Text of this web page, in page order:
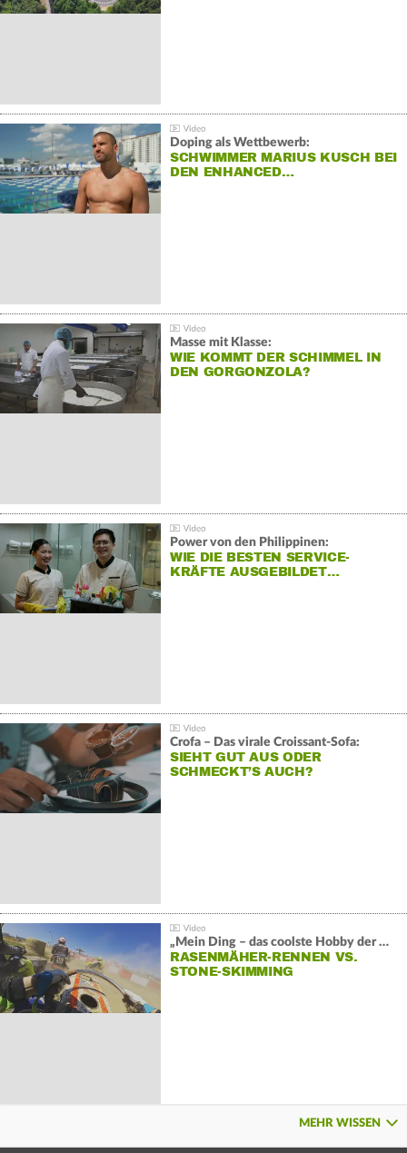
Doping als Wettbewerb:
SCHWIMMER MARIUS KUSCH BEI
DEN ENHANCED…
Masse mit Klasse:
WIE KOMMT DER SCHIMMEL IN
DEN GORGONZOLA?
Power von den Philippinen:
WIE DIE BESTEN SERVICE-
KRÄFTE AUSGEBILDET…
Crofa – Das virale Croissant-Sofa:
SIEHT GUT AUS ODER
SCHMECKT’S AUCH?
„Mein Ding – das coolste Hobby der Welt“:
RASENMÄHER-RENNEN VS.
STONE-SKIMMING
MEHR WISSEN